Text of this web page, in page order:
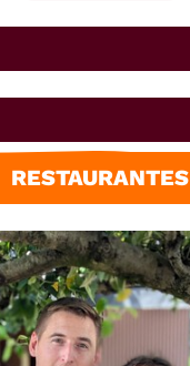
RESTAURANTES